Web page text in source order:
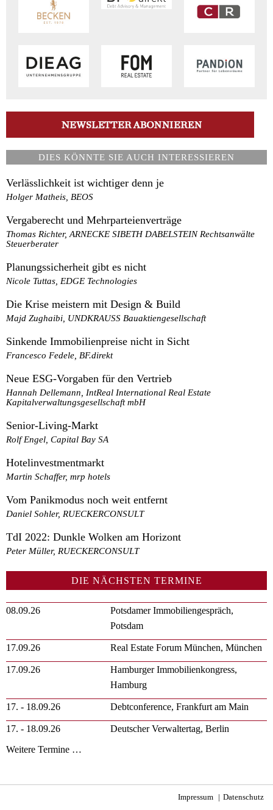
DIES KÖNNTE SIE AUCH INTERESSIEREN
Verlässlichkeit ist wichtiger denn je
Holger Matheis, BEOS
Vergaberecht und Mehrparteienverträge
Thomas Richter, ARNECKE SIBETH DABELSTEIN Rechtsanwälte
Steuerberater
Planungssicherheit gibt es nicht
Nicole Tuttas, EDGE Technologies
Die Krise meistern mit Design & Build
Majd Zughaibi, UNDKRAUSS Bauaktiengesellschaft
Sinkende Immobilienpreise nicht in Sicht
Francesco Fedele, BF.direkt
Neue ESG-Vorgaben für den Vertrieb
Hannah Dellemann, IntReal International Real Estate
Kapitalverwaltungsgesellschaft mbH
Senior-Living-Markt
Rolf Engel, Capital Bay SA
Hotelinvestmentmarkt
Martin Schaffer, mrp hotels
Vom Panikmodus noch weit entfernt
Daniel Sohler, RUECKERCONSULT
TdI 2022: Dunkle Wolken am Horizont
Peter Müller, RUECKERCONSULT
DIE NÄCHSTEN TERMINE
08.09.26
Potsdamer Immobiliengespräch,
Potsdam
17.09.26 Real Estate Forum München, München
17.09.26
Hamburger Immobilienkongress,
Hamburg
17. - 18.09.26 Debtconference, Frankfurt am Main
17. - 18.09.26
Deutscher Verwaltertag, Berlin
Weitere Termine …
Impressum Datenschutz